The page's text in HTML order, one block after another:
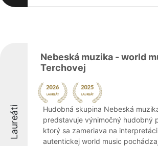
Laureáti
Nebeská muzika - world
Terchovej
Hudobná skupina Nebeská
predstavuje výnimočný hudobný
ktorý sa zameriava na
autentickej world music